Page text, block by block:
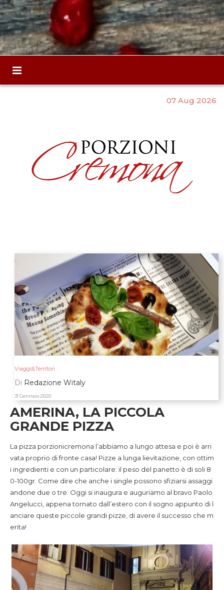
07 Aug 2026
Viaggi&Territori
Di Redazione Witaly
31 Gennaio 2020
AMERINA, LA PICCOLA
GRANDE PIZZA
La pizza porzionicremona l’abbiamo a lungo attesa e poi è arri
vata proprio di fronte casa! Pizze a lunga lievitazione, con ottim
i ingredienti e con un particolare: il peso del panetto è di soli 8
0-100gr. Come dire che anche i single possono sfiziarsi assaggi
andone due o tre. Oggi si inaugura e auguriamo al bravo Paolo
Angelucci, appena tornato dall’estero con il sogno appunto di l
anciare queste piccole grandi pizze, di avere il successo che m
erita!